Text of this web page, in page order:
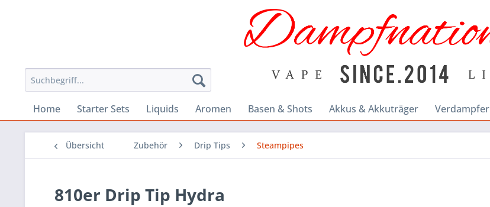
Home Starter Sets Liquids Aromen Basen & Shots Akkus & Akkuträger Verdampfer
Übersicht Zubehör Drip Tips Steampipes
810er Drip Tip Hydra